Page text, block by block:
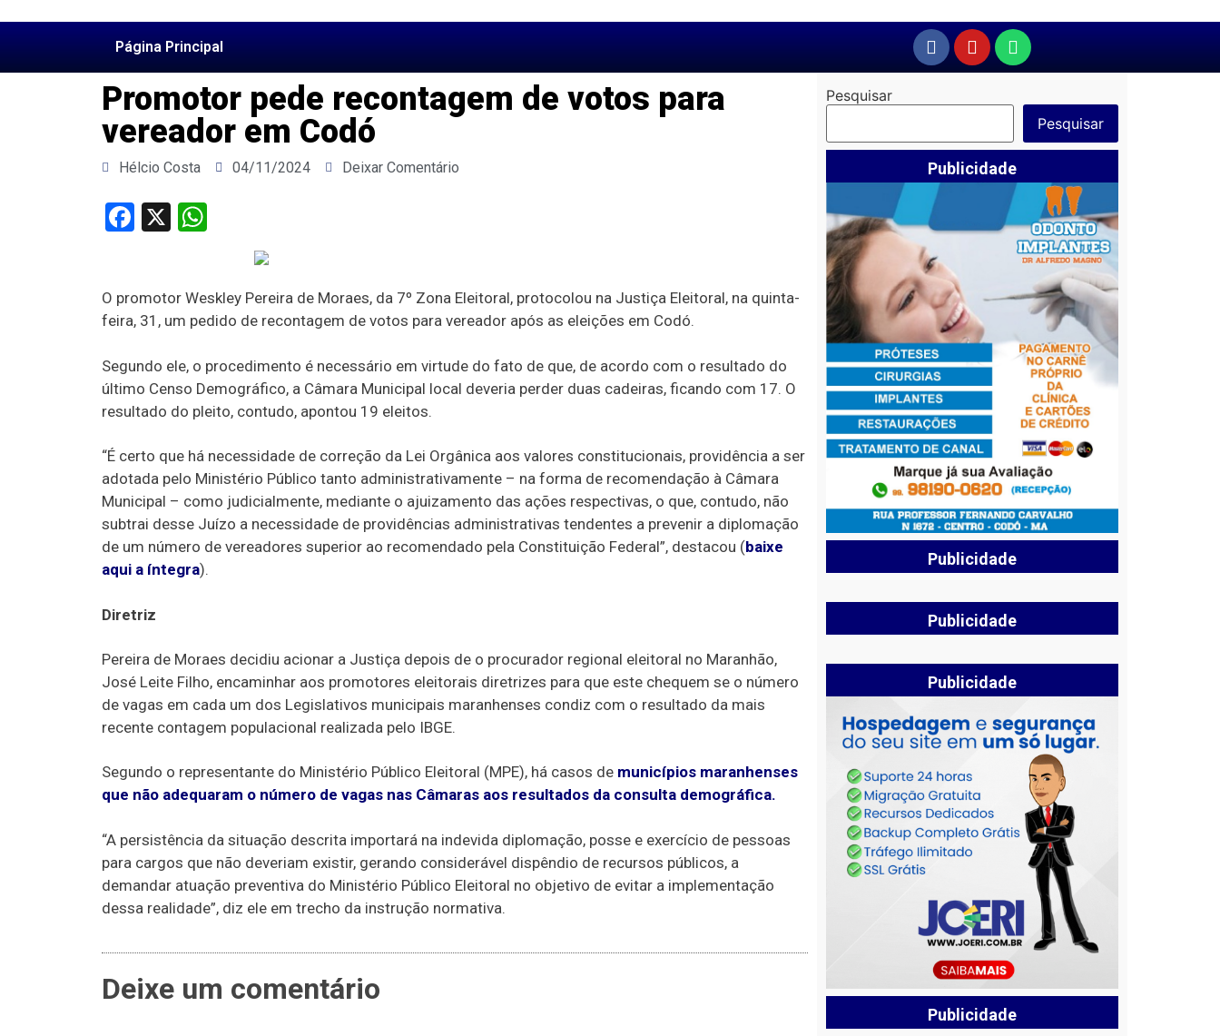
Página Principal
Promotor pede recontagem de votos para
vereador em Codó
Hélcio Costa 04/11/2024 Deixar Comentário
Facebook
X
O promotor Weskley Pereira de Moraes, da 7º Zona Eleitoral, protocolou na Justiça Eleitoral, na quinta-
feira, 31, um pedido de recontagem de votos para vereador após as eleições em Codó.
Segundo ele, o procedimento é necessário em virtude do fato de que, de acordo com o resultado do
último Censo Demográfico, a Câmara Municipal local deveria perder duas cadeiras, ficando com 17. O
resultado do pleito, contudo, apontou 19 eleitos.
“É certo que há necessidade de correção da Lei Orgânica aos valores constitucionais, providência a ser
adotada pelo Ministério Público tanto administrativamente – na forma de recomendação à Câmara
Municipal – como judicialmente, mediante o ajuizamento das ações respectivas, o que, contudo, não
subtrai desse Juízo a necessidade de providências administrativas tendentes a prevenir a diplomação
de um número de vereadores superior ao recomendado pela Constituição Federal”, destacou (baixe
aqui a íntegra).
Diretriz
Pereira de Moraes decidiu acionar a Justiça depois de o procurador regional eleitoral no Maranhão,
José Leite Filho, encaminhar aos promotores eleitorais diretrizes para que este chequem se o número
de vagas em cada um dos Legislativos municipais maranhenses condiz com o resultado da mais
recente contagem populacional realizada pelo IBGE.
Segundo o representante do Ministério Público Eleitoral (MPE), há casos de municípios maranhenses
que não adequaram o número de vagas nas Câmaras aos resultados da consulta demográfica.
“A persistência da situação descrita importará na indevida diplomação, posse e exercício de pessoas
para cargos que não deveriam existir, gerando considerável dispêndio de recursos públicos, a
demandar atuação preventiva do Ministério Público Eleitoral no objetivo de evitar a implementação
dessa realidade”, diz ele em trecho da instrução normativa.
Deixe um comentário
Pesquisar
Pesquisar
Publicidade
Publicidade
Publicidade
Publicidade
Publicidade